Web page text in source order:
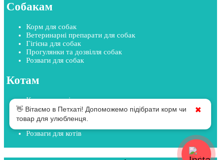
Собакам
Корм для собак
Ветеринарні препарати для собак
Гігієна для собак
Прогулянки та дозвілля собак
Розваги для собак
Котам
Корм для котів
Ветеринарні препарати для котів
Гігієна для котів
Прогулянки та дозвілля котів
Розваги для котів
👋 Вітаємо в Петхаті! Допоможемо підібрати корм чи
товар для улюбленця.
✖